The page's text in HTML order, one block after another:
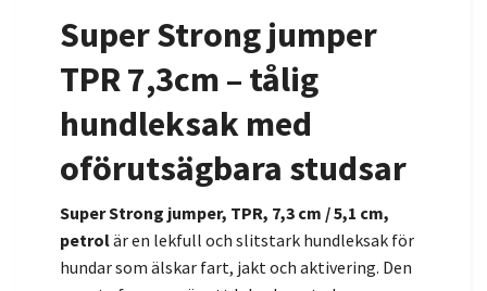
Super Strong jumper
TPR 7,3cm – tålig
hundleksak med
oförutsägbara studsar
Super Strong jumper, TPR, 7,3 cm / 5,1 cm,
petrolär en lekfull och slitstark hundleksak för
hundar som älskar fart, jakt och aktivering. Den